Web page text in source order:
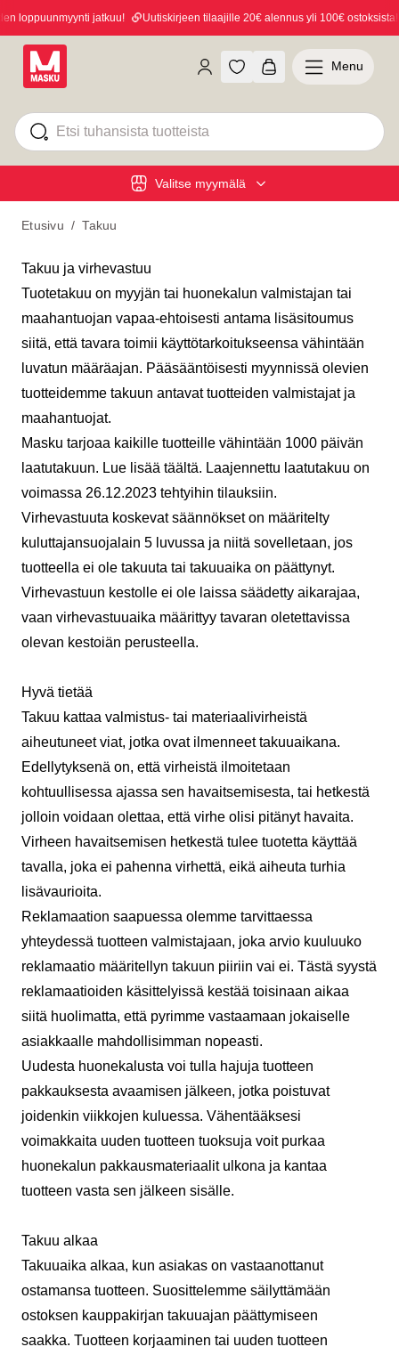
jatkuu! Uutiskirjeen tilaajille 20€ alennus yli 100€ ostoksista!
Valitse myymälä
Menu
Etusivu / Takuu
Takuu ja virhevastuu
Tuotetakuu on myyjän tai huonekalun valmistajan tai
maahantuojan vapaa-ehtoisesti antama lisäsitoumus
siitä, että tavara toimii käyttötarkoitukseensa vähintään
luvatun määräajan. Pääsääntöisesti myynnissä olevien
tuotteidemme takuun antavat tuotteiden valmistajat ja
maahantuojat.
Masku tarjoaa kaikille tuotteille vähintään 1000 päivän
laatutakuun. Lue lisää täältä. Laajennettu laatutakuu on
voimassa 26.12.2023 tehtyihin tilauksiin.
Virhevastuuta koskevat säännökset on määritelty
kuluttajansuojalain 5 luvussa ja niitä sovelletaan, jos
tuotteella ei ole takuuta tai takuuaika on päättynyt.
Virhevastuun kestolle ei ole laissa säädetty aikarajaa,
vaan virhevastuuaika määrittyy tavaran oletettavissa
olevan kestoiän perusteella.
Hyvä tietää
Takuu kattaa valmistus- tai materiaalivirheistä
aiheutuneet viat, jotka ovat ilmenneet takuuaikana.
Edellytyksenä on, että virheistä ilmoitetaan
kohtuullisessa ajassa sen havaitsemisesta, tai hetkestä
jolloin voidaan olettaa, että virhe olisi pitänyt havaita.
Virheen havaitsemisen hetkestä tulee tuotetta käyttää
tavalla, joka ei pahenna virhettä, eikä aiheuta turhia
lisävaurioita.
Reklamaation saapuessa olemme tarvittaessa
yhteydessä tuotteen valmistajaan, joka arvio kuuluuko
reklamaatio määritellyn takuun piiriin vai ei. Tästä syystä
reklamaatioiden käsittelyissä kestää toisinaan aikaa
siitä huolimatta, että pyrimme vastaamaan jokaiselle
asiakkaalle mahdollisimman nopeasti.
Uudesta huonekalusta voi tulla hajuja tuotteen
pakkauksesta avaamisen jälkeen, jotka poistuvat
joidenkin viikkojen kuluessa. Vähentääksesi
voimakkaita uuden tuotteen tuoksuja voit purkaa
huonekalun pakkausmateriaalit ulkona ja kantaa
tuotteen vasta sen jälkeen sisälle.
Takuu alkaa
Takuuaika alkaa, kun asiakas on vastaanottanut
ostamansa tuotteen. Suosittelemme säilyttämään
ostoksen kauppakirjan takuuajan päättymiseen
saakka. Tuotteen korjaaminen tai uuden tuotteen